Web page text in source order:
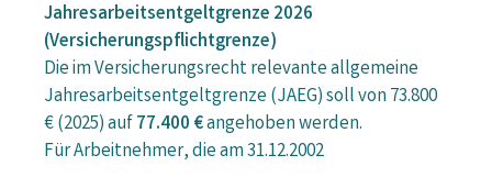
Jahresarbeitsentgeltgrenze 2026
(Versicherungspflichtgrenze)
Die im Versicherungsrecht relevante allgemeine
Jahresarbeitsentgeltgrenze (JAEG) soll von 73.800
€ (2025) auf77.400 €angehoben werden.
Für Arbeitnehmer, die am 31.12.2002